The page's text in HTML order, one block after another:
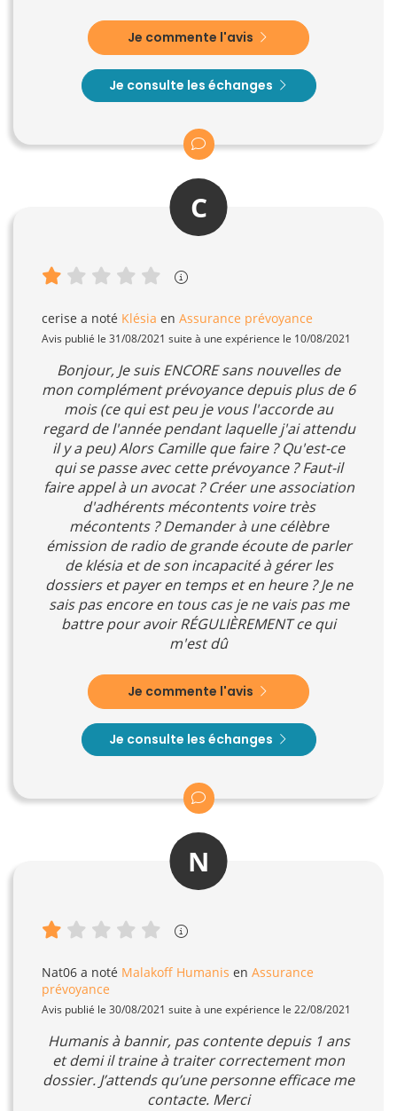
Je commente l'avis
Je consulte les échanges
C
cerise a noté Klésia en Assurance prévoyance
Avis publié le 31/08/2021 suite à une expérience le 10/08/2021
Bonjour, Je suis ENCORE sans nouvelles de
mon complément prévoyance depuis plus de 6
mois (ce qui est peu je vous l'accorde au
regard de l'année pendant laquelle j'ai attendu
il y a peu) Alors Camille que faire ? Qu'est-ce
qui se passe avec cette prévoyance ? Faut-il
faire appel à un avocat ? Créer une association
d'adhérents mécontents voire très
mécontents ? Demander à une célèbre
émission de radio de grande écoute de parler
de klésia et de son incapacité à gérer les
dossiers et payer en temps et en heure ? Je ne
sais pas encore en tous cas je ne vais pas me
battre pour avoir RÉGULIÈREMENT ce qui
m'est dû
Je commente l'avis
Je consulte les échanges
N
Nat06 a noté Malakoff Humanis en Assurance
prévoyance
Avis publié le 30/08/2021 suite à une expérience le 22/08/2021
Humanis à bannir, pas contente depuis 1 ans
et demi il traine à traiter correctement mon
dossier. J’attends qu’une personne efficace me
contacte. Merci